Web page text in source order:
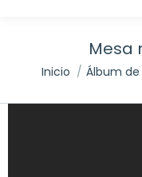
Mesa
Estás aquí:
Inicio Álbum